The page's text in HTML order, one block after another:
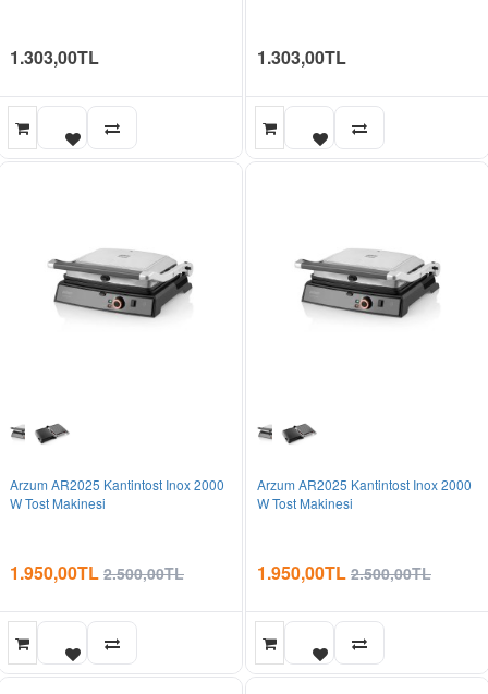
1.303,00TL 1.303,00TL
Arzum AR2025 Kantintost Inox 2000
W Tost Makinesi
1.950,00TL 2.500,00TL
Arzum AR2025 Kantintost Inox 2000
W Tost Makinesi
1.950,00TL 2.500,00TL